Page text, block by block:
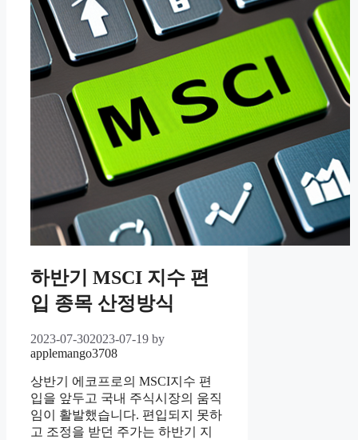
하반기 MSCI 지수 편
입 종목 산정방식
2023-07-302023-07-19 by
applemango3708
상반기 에코프로의 MSCI지수 편
입을 앞두고 국내 주식시장의 움직
임이 활발했습니다. 편입되지 못하
고 조정을 받던 주가는 하반기 지